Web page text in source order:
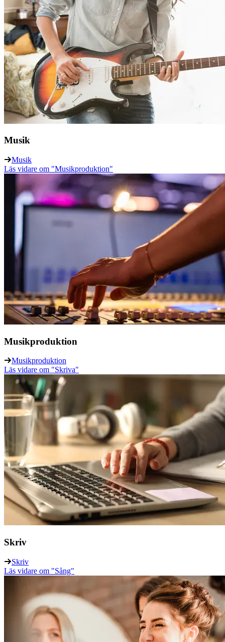
Musik
Musik
Läs vidare om "Musikproduktion"
Musikproduktion
Musikproduktion
Läs vidare om "Skriva"
Skriv
Skriv
Läs vidare om "Sång"